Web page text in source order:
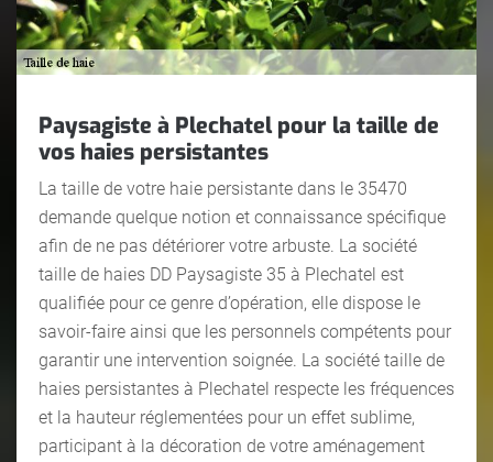
Paysagiste à Plechatel pour la taille de
vos haies persistantes
La taille de votre haie persistante dans le 35470
demande quelque notion et connaissance spécifique
afin de ne pas détériorer votre arbuste. La société
taille de haies DD Paysagiste 35 à Plechatel est
qualifiée pour ce genre d’opération, elle dispose le
savoir-faire ainsi que les personnels compétents pour
garantir une intervention soignée. La société taille de
haies persistantes à Plechatel respecte les fréquences
et la hauteur réglementées pour un effet sublime,
participant à la décoration de votre aménagement